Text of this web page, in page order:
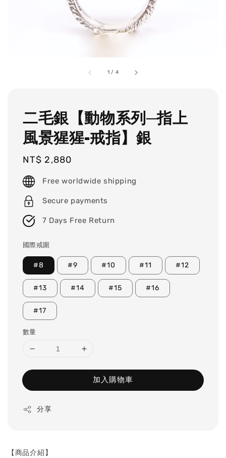
1 / 4
二毛銀【動物系列─指上
風景猩猩-戒指】銀
Regular
price
NT$ 2,880
Free worldwide shipping
Secure payments
7 Days Free Return
國際戒圍
#8 #9 #10 #11 #12
#13 #14 #15 #16
#17
數量
加入購物車
分享
【商品介紹】